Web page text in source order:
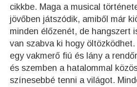
cikkbe. Maga a musical
jövőben játszódik, amiből már
minden élőzenét, de hangszert
van szabva ki hogy
egy vakmerő fiú és lány a
és szemben a hatalommal
színesebbé tenni a világot.